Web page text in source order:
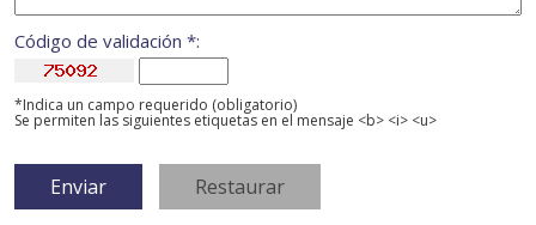
Código de validación *:
*Indica un campo requerido (obligatorio)
Se permiten las siguientes etiquetas en el mensaje <b> <i> <u>